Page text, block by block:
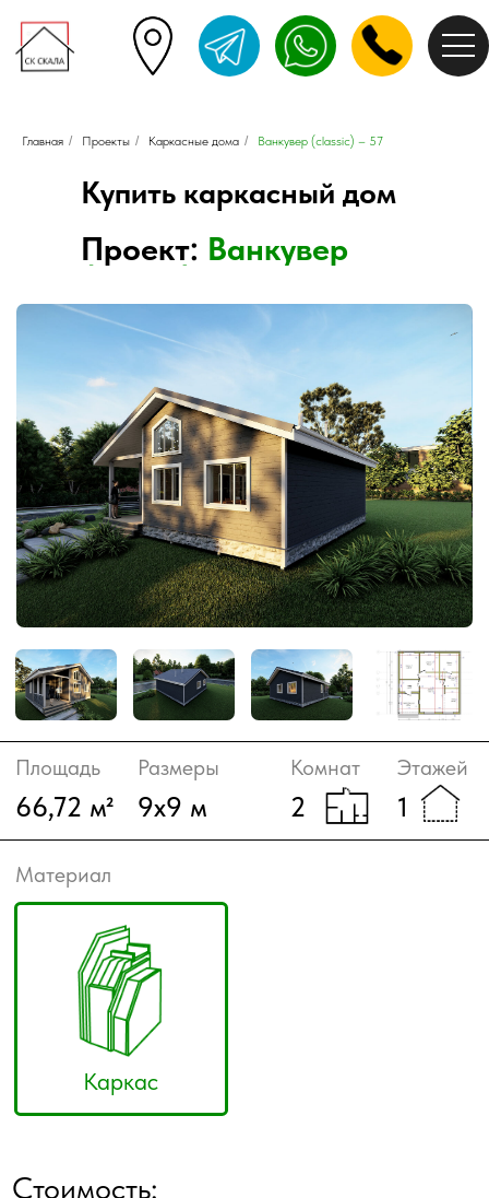
Главная / Проекты / Каркасные дома / Ванкувер (classic) – 57
Купить каркасный дом
Проект: Ванкувер
Площадь
66,72 м²
Размеры
9х9 м
Комнат
2
Этажей
1
Каркас
Под отделку
Рассчитать смету
Материал
Это абсолютно бесплатно
Стоимость:
По запросу